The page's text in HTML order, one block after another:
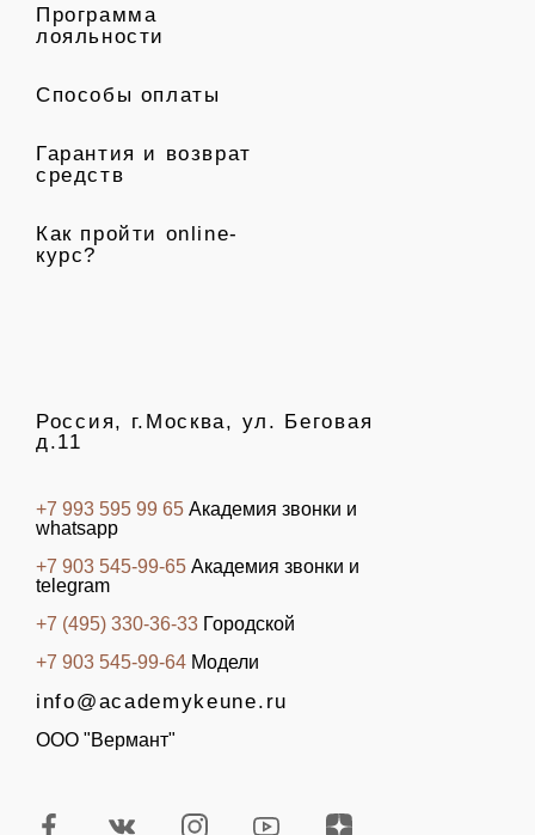
Программа
лояльности
Способы оплаты
Гарантия и возврат
средств
Как пройти online-
курс?
Россия, г.Москва, ул. Беговая
д.11
+7 993 595 99 65 Академия звонки и
whatsapp
+7 903 545-99-65 Академия звонки и
telegram
+7 (495) 330-36-33 Городской
+7 903 545-99-64 Модели
info@academykeune.ru
ООО "Вермант"